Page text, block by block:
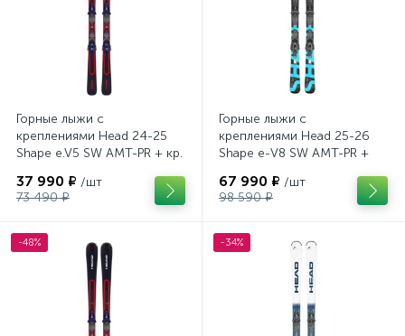
Горные лыжи с
креплениями Head 24-25
Shape e.V5 SW AMT-PR + кр.
37 990 ₽ /шт
73 490 ₽
Горные лыжи с
креплениями Head 25-26
Shape e-V8 SW AMT-PR +
67 990 ₽ /шт
98 590 ₽
-48% -34%